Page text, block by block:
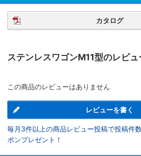
カタログ
ステンレスワゴンM11型のレビュ
この商品のレビューはありません
レビューを書く
毎月3件以上の商品レビュー投稿で投稿件
ポンプレゼント！